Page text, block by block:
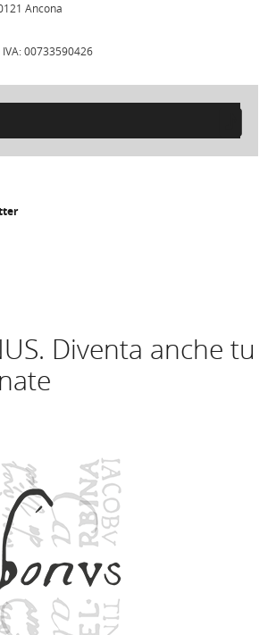
Ancona
00733590426
Diventa anche tu